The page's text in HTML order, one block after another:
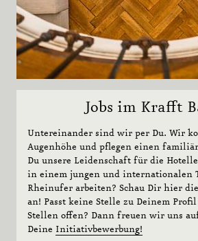
Pfister
Stay 2 save
Lazy Sunday by
1873
Team
Sehenswert
KONTAKT
JOBS
NEWSLETTER
GUTSCHEINE
Jobs im Krafft
Untereinander sind wir per Du. Wir
Augenhöhe und pflegen einen
Du unsere Leidenschaft für die
in einem jungen und internationalen
Rheinufer arbeiten? Schau Dir hier
an! Passt keine Stelle zu Deinem
Stellen offen? Dann freuen wir uns
Deine Initiativbewerbung!